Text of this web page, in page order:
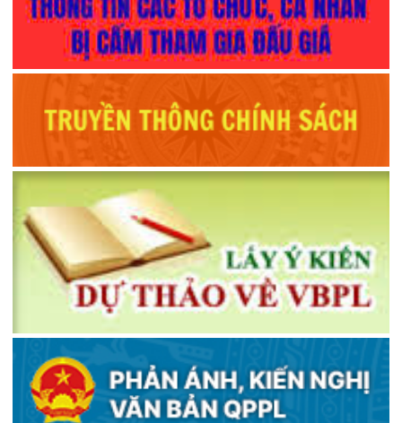
Hướng dẫn ôn tập kỳ kiểm tra kết quả tập sự hành nghề công chứng
lần thứ ba
Danh sách Phiếu Lý lịch tư pháp cấp ngày 09/8/2019